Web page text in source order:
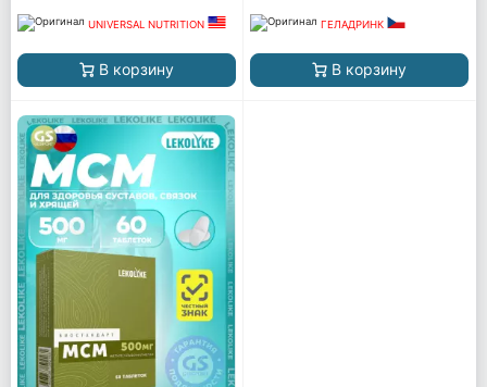
UNIVERSAL NUTRITION
В корзину
ГЕЛАДРИНК
В корзину